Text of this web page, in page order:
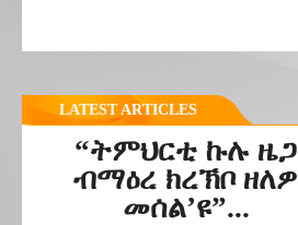
LATEST ARTICLES
“ትምህርቲ ኩሉ ዜጋ
ብማዕረ ክረኽቦ ዘለዎ
መሰል’ዩ”...